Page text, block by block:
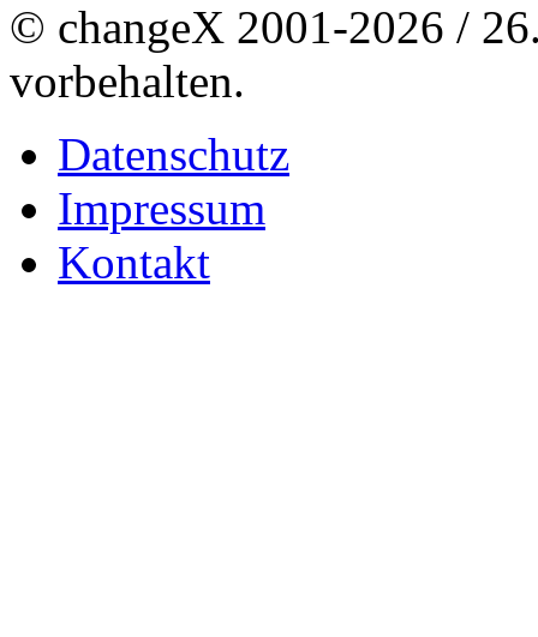
© changeX 2001-2026 /
vorbehalten.
Datenschutz
Impressum
Kontakt